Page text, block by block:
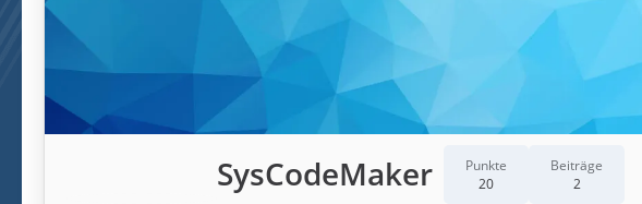
SysCodeMaker
Punkte
20
Beiträge
2